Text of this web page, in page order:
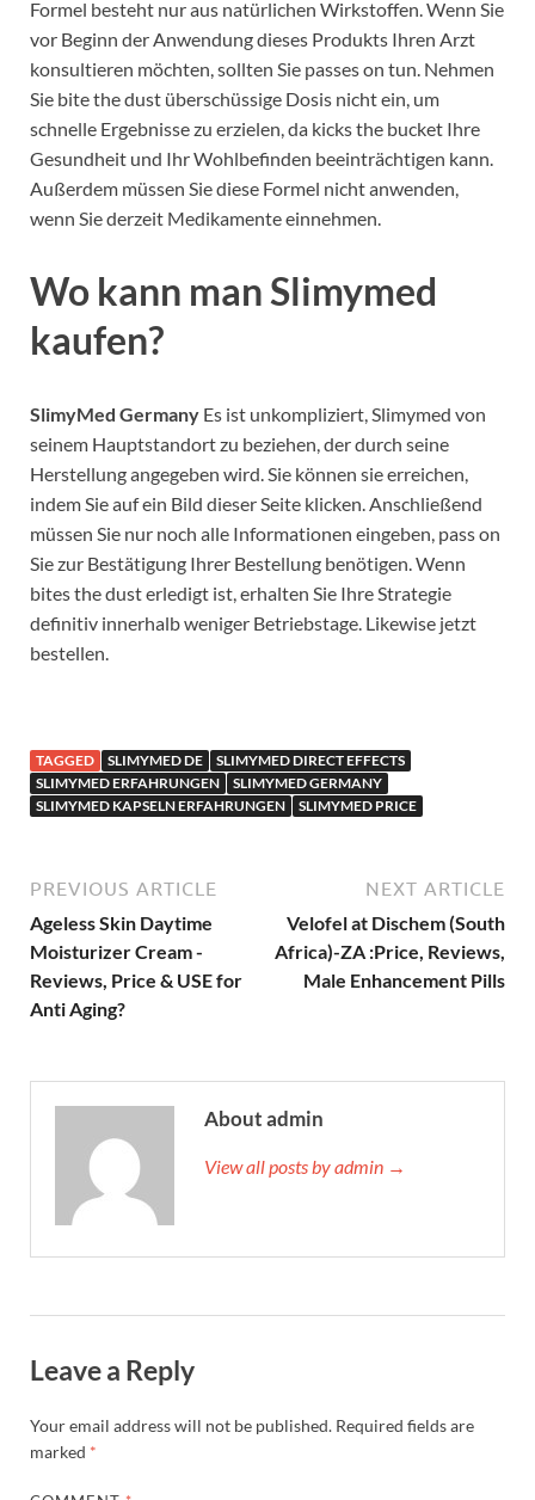
Formel besteht nur aus natürlichen Wirkstoffen. Wenn Sie
vor Beginn der Anwendung dieses Produkts Ihren Arzt
konsultieren möchten, sollten Sie passes on tun. Nehmen
Sie bite the dust überschüssige Dosis nicht ein, um
schnelle Ergebnisse zu erzielen, da kicks the bucket Ihre
Gesundheit und Ihr Wohlbefinden beeinträchtigen kann.
Außerdem müssen Sie diese Formel nicht anwenden,
wenn Sie derzeit Medikamente einnehmen.
Wo kann man Slimymed
kaufen?
SlimyMed Germany Es ist unkompliziert, Slimymed von
seinem Hauptstandort zu beziehen, der durch seine
Herstellung angegeben wird. Sie können sie erreichen,
indem Sie auf ein Bild dieser Seite klicken. Anschließend
müssen Sie nur noch alle Informationen eingeben, pass on
Sie zur Bestätigung Ihrer Bestellung benötigen. Wenn
bites the dust erledigt ist, erhalten Sie Ihre Strategie
definitiv innerhalb weniger Betriebstage. Likewise jetzt
bestellen.
TAGGED SLIMYMED DE
SLIMYMED DIRECT EFFECTS
SLIMYMED ERFAHRUNGEN
SLIMYMED GERMANY
SLIMYMED KAPSELN ERFAHRUNGEN
SLIMYMED PRICE
PREVIOUS ARTICLE
Ageless Skin Daytime
Moisturizer Cream -
Reviews, Price & USE for
Anti Aging?
NEXT ARTICLE
Velofel at Dischem (South
Africa)-ZA :Price, Reviews,
Male Enhancement Pills
About admin
View all posts by admin →
Leave a Reply
Your email address will not be published. Required fields are
marked *